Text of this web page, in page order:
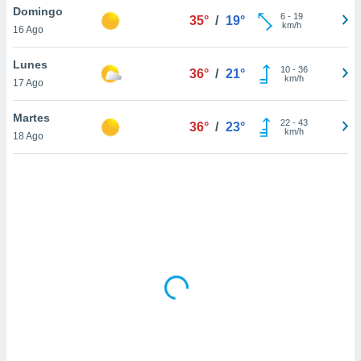
sitio
En
de que
el sitio
se
Domingo
16 Ago
35° / 19° 6- 19
km/h
Lunes
17 Ago
36° / 21° 10- 36
km/h
Martes
18 Ago
36° / 23° 22- 43
km/h